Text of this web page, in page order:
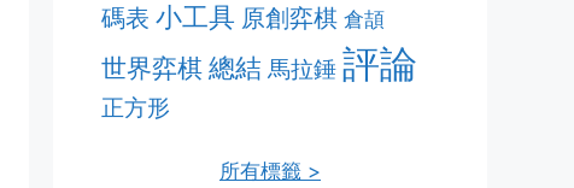
碼表 小工具 原創弈棋 倉頡
世界弈棋 總結 馬拉錘 評論
正方形
所有標籤 >